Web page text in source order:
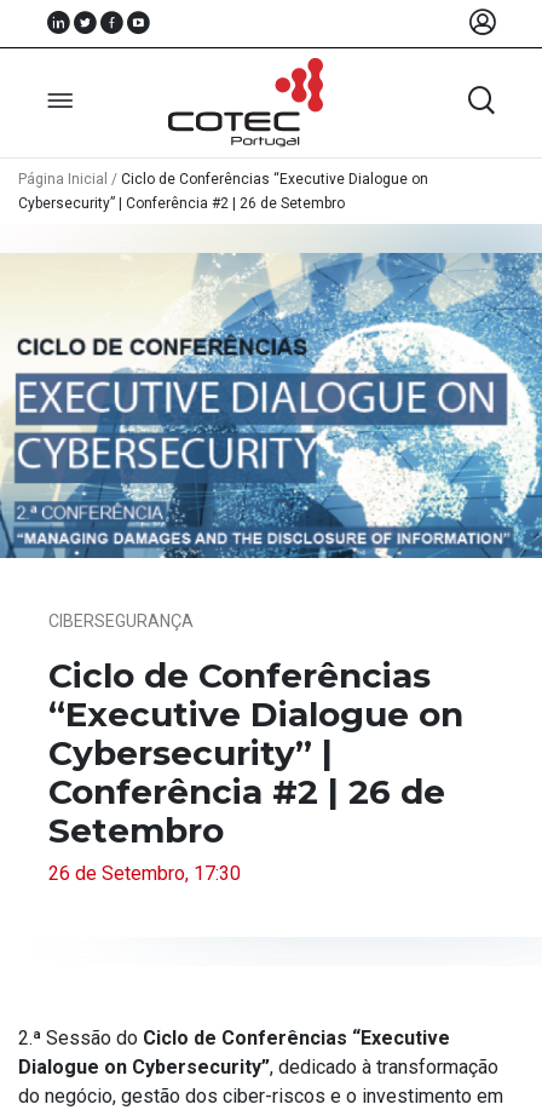
Recursos
Notícias
Eventos
Projectos
Página Inicial / Ciclo de Conferências “Executive Dialogue on
Cybersecurity” | Conferência #2 | 26 de Setembro
CIBERSEGURANÇA
Ciclo de Conferências
“Executive Dialogue on
Cybersecurity” |
Conferência #2 | 26 de
Setembro
26 de Setembro, 17:30
2.ª Sessão do Ciclo de Conferências “Executive
Dialogue on Cybersecurity”, dedicado à transformação
do negócio, gestão dos ciber-riscos e o investimento em